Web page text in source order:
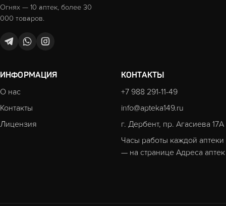
Огнях — 10 аптек, более 30
000 товаров.
ИНФОРМАЦИЯ
О нас
Контакты
Лицензия
КОНТАКТЫ
+7 988 291-11-49
info@apteka149.ru
г. Дербент, пр. Агасиева 17А
Часы работы каждой аптеки
— на странице Адреса аптек